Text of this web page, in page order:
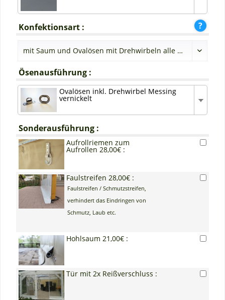
Konfektionsart :
Ösenausführung :
Ovalösen inkl. Drehwirbel Messing
vernickelt
Sonderausführung :
Aufrollriemen zum
Aufrollen 28,00€ :
Faulstreifen 28,00€ :
Faulstreifen / Schmutzstreifen,
verhindert das Eindringen von
Schmutz, Laub etc.
Hohlsaum 21,00€ :
Tür mit 2x Reißverschluss :